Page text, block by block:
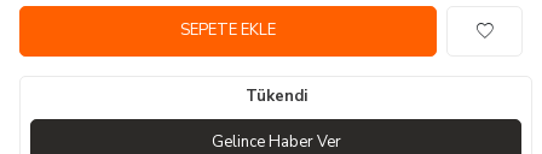
SEPETE EKLE
Tükendi
Gelince Haber Ver